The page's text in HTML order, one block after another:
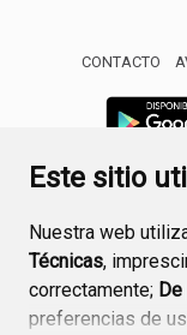
Este sitio
Nuestra web
Técnicas,
correctamente;
preferencias de
CONTACTO